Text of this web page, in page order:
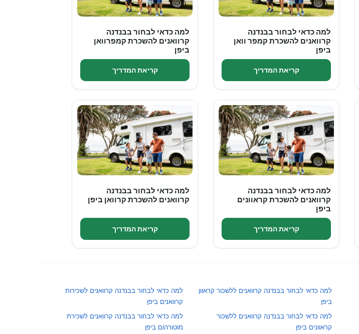
למה כדאי לבחור בבנדנה
קרוואנים להשכרת קמפר וואן
ביפן
קריאת המדריך
למה כדאי לבחור בבנדנה
קרוואנים להשכרת קמפרוואן
ביפן
קריאת המדריך
למה כדאי לבחור בבנדנה
קרוואנים להשכרת קראוונים
ביפן
קריאת המדריך
למה כדאי לבחור בבנדנה
קרוואנים להשכרת קרוואן ביפן
קריאת המדריך
למה כדאי לבחור בבנדנה קרוואנים ללשכור קראוון
ביפן
למה כדאי לבחור בבנדנה קרוואנים ללשכור
קראוונים ביפן
למה כדאי לבחור בבנדנה קרוואנים לשכירות
קרוואנים ביפן
למה כדאי לבחור בבנדנה קרוואנים לשכירת
מוטורהום ביפן